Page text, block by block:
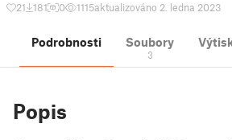
21 181 0 1115aktualizováno 2. ledna 2023
Podrobnosti Soubory
3
Popis